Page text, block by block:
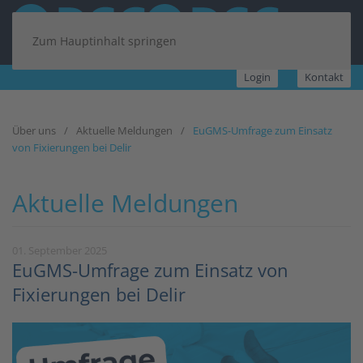
Zum Hauptinhalt springen
Login Kontakt
Über uns Aktuelle Meldungen
EuGMS-Umfrage zum Einsatz
von Fixierungen bei Delir
Aktuelle Meldungen
EuGMS-Umfrage zum Einsatz von
Fixierungen bei Delir